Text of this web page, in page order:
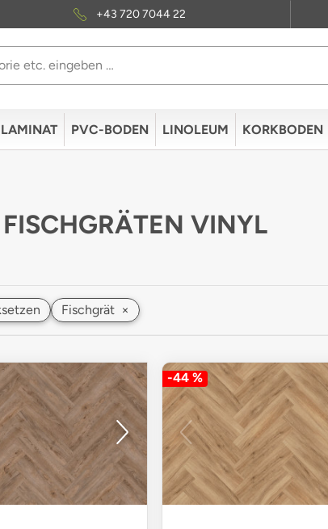
+43 720 7044 22
LAMINAT PVC-BODEN LINOLEUM KORKBODEN
VINYL
Fischgrät ×
-44 %